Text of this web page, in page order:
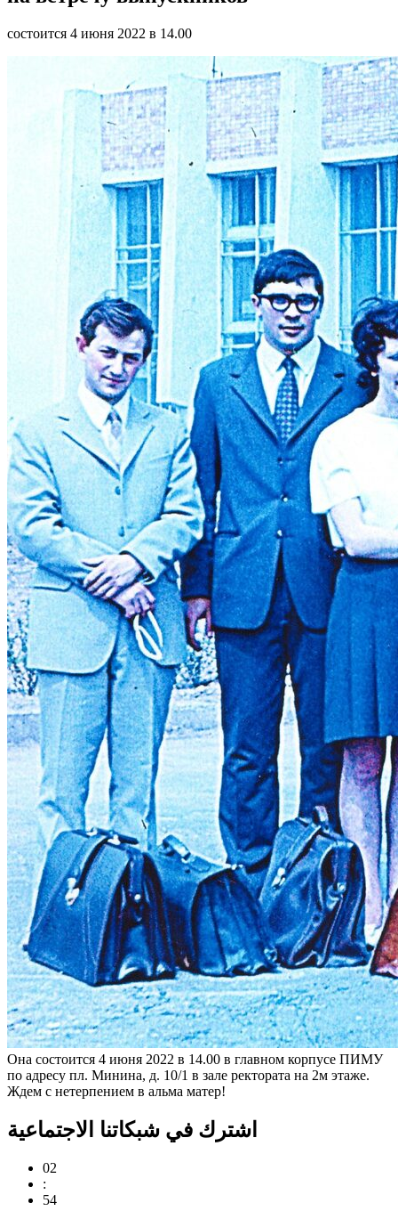
состоится 4 июня 2022 в 14.00
Она состоится 4 июня 2022 в 14.00 в главном корпусе ПИМУ
по адресу пл. Минина, д. 10/1 в зале ректората на 2м этаже.
Ждем с нетерпением в альма матер!
اشترك في شبكاتنا الاجتماعية
02
:
54